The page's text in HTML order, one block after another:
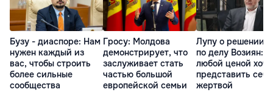
Бузу - диаспоре: Нам
нужен каждый из
вас, чтобы строить
более сильные
сообщества
Гросу: Молдова
демонстрирует, что
заслуживает стать
частью большой
европейской семьи
Лупу о решении
по делу Возиян:
любой ценой
представить себя
жертвой